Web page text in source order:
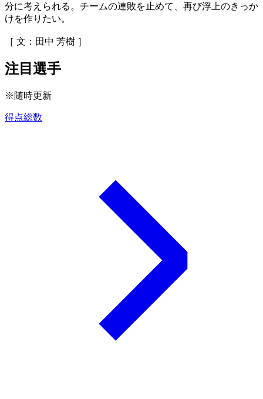
分に考えられる。チームの連敗を止めて、再び浮上のきっか
けを作りたい。
［ 文：田中 芳樹 ］
注目選手
※随時更新
得点総数